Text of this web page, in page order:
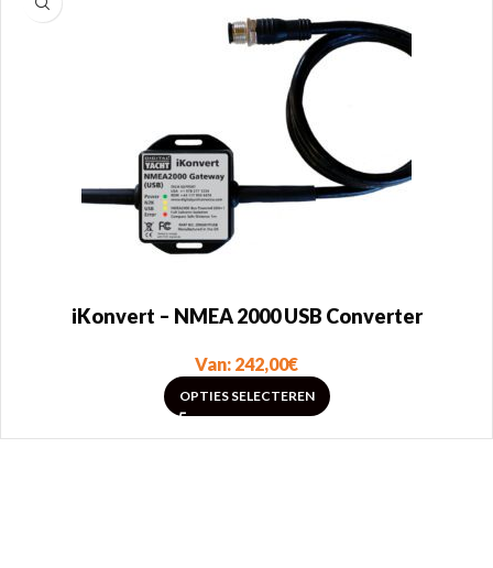
iKonvert – NMEA 2000 USB Converter
Van: 242,00€
OPTIES SELECTEREN